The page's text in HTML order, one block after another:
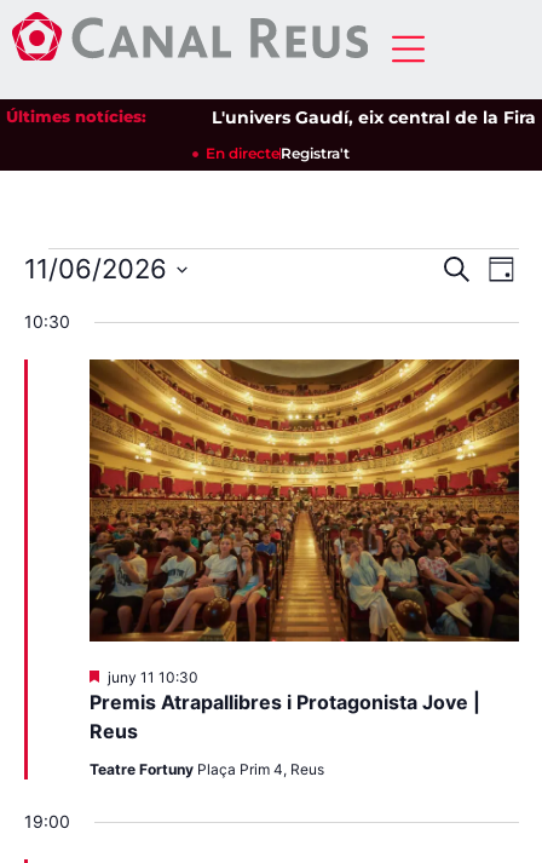
Últimes notícies: L'univers Gaudí, eix central de la Fira
En directeRegistra't
i
cerca
CercaDia
11/06/2026
una
data.
10:30
Premis Atrapallibres i Protagonista Jove |
Reus
Destacats
juny 11 10:30
Teatre Fortuny Plaça Prim 4, Reus
19:00